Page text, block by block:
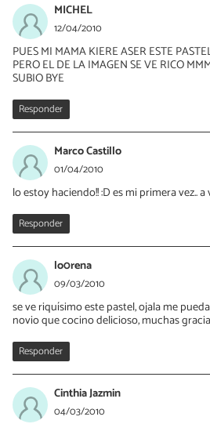
MICHEL
12/04/2010
PUES MI MAMA KIERE ASER ESTE
PERO EL DE LA IMAGEN SE VE RICO
SUBIO BYE
Responder
Marco Castillo
01/04/2010
lo estoy haciendo!! :D es mi primera vez..
Responder
lo0rena
09/03/2010
se ve riquísimo este pastel, ojala me
novio que cocino delicioso, muchas
Responder
Cinthia Jazmin
04/03/2010